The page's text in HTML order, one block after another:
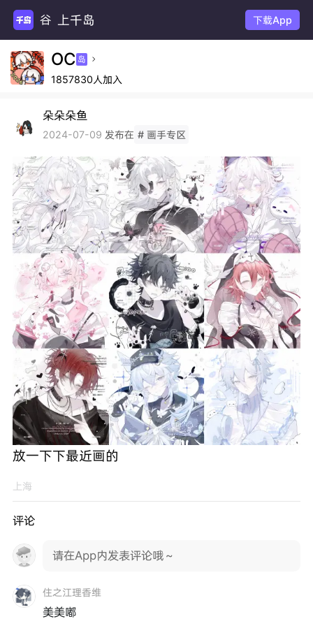
谷圈 上千岛 下载App
OC 岛 
1857830人加入
朵朵朵鱼
2024-07-09 发布在 # 画手专区
放一下下最近画的
上海
评论
请在App内发表评论哦～
住之江理香维
美美嘟